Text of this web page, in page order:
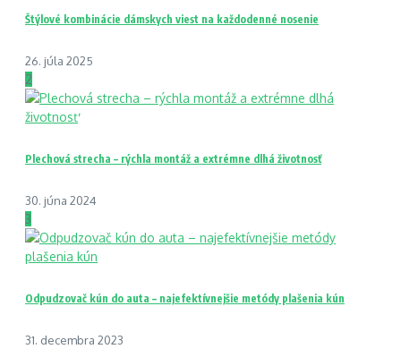
Štýlové kombinácie dámskych viest na každodenné nosenie
26. júla 2025
2
Plechová strecha – rýchla montáž a extrémne dlhá životnosť
30. júna 2024
3
Odpudzovač kún do auta – najefektívnejšie metódy plašenia kún
31. decembra 2023